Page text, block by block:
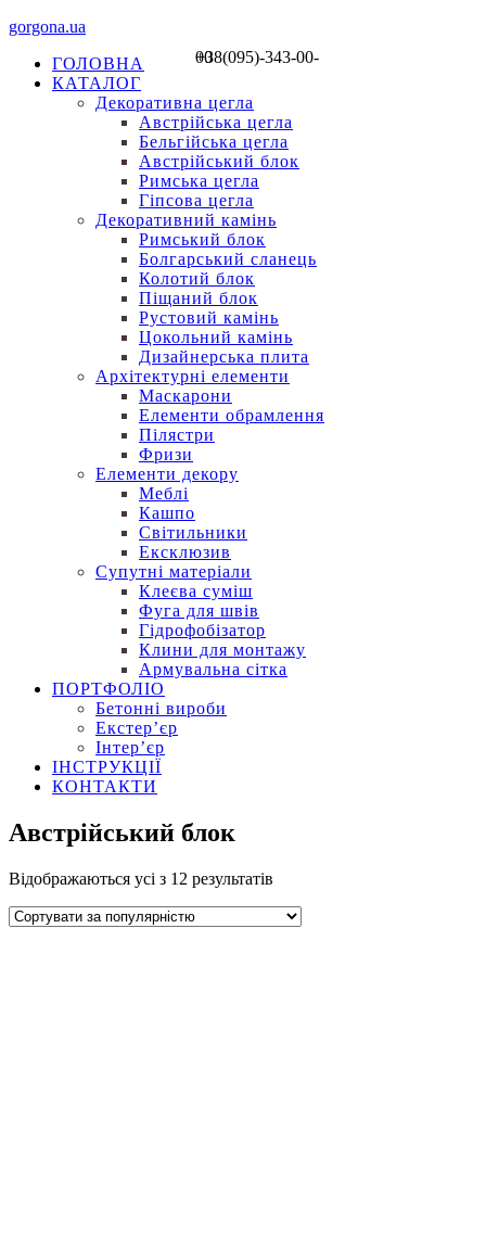
gorgona.ua
+38(095)-343-00-00
ГОЛОВНА
КАТАЛОГ
Декоративна цегла
Австрійська цегла
Бельгійська цегла
Австрійський блок
Римська цегла
Гіпсова цегла
Декоративний камінь
Римський блок
Болгарський сланець
Колотий блок
Піщаний блок
Рустовий камінь
Цокольний камінь
Дизайнерська плита
Архітектурні елементи
Маскарони
Елементи обрамлення
Пілястри
Фризи
Елементи декору
Меблі
Кашпо
Світильники
Ексклюзив
Супутні матеріали
Клеєва суміш
Фуга для швів
Гідрофобізатор
Клини для монтажу
Армувальна сітка
ПОРТФОЛІО
Бетонні вироби
Екстер’єр
Інтер’єр
ІНСТРУКЦІЇ
КОНТАКТИ
Австрійський блок
Відображаються усі з 12 результатів